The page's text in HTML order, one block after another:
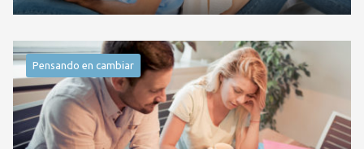
Pensando en cambiar